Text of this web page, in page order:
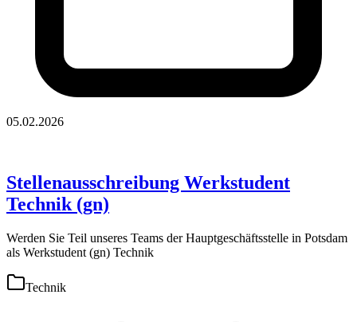
05.02.2026
Stellenausschreibung Werkstudent
Technik (gn)
Werden Sie Teil unseres Teams der Hauptgeschäftsstelle in Potsdam
als Werkstudent (gn) Technik
Technik